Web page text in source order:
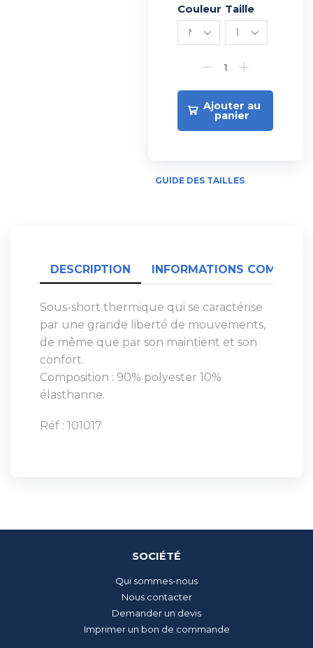
Couleur Taille
Ajouter au
panier
Alternative:
GUIDE DES TAILLES
DESCRIPTION INFORMATIONS
Sous-short thermique qui se caractérise
par une grande liberté de mouvements,
de même que par son maintient et son
confort.
Composition : 90% polyester 10%
élasthanne.
Réf : 101017
SOCIÉTÉ
Qui sommes-nous
Nous contacter
Demander un devis
Imprimer un bon de commande